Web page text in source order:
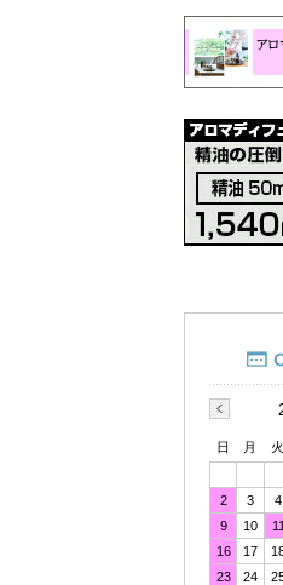
日 月 火
2
3 4
9
10 11
16
17
23
24